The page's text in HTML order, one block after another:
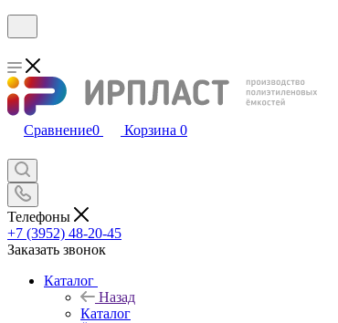
Сравнение0 Корзина 0
Телефоны
+7 (3952) 48-20-45
Заказать звонок
Каталог
Назад
Каталог